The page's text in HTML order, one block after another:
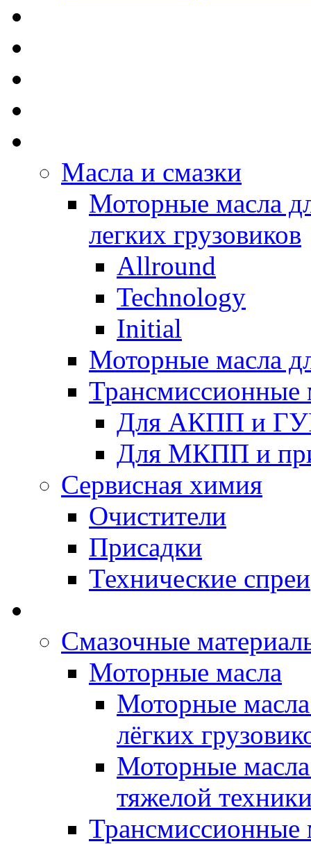
Масла и смазки
Моторные масла
легких грузовиков
Allround
Technology
Initial
Моторные масла
Трансмиссионные
Для АКПП и
Для МКПП и
Сервисная химия
Очистители
Присадки
Технические спреи
Смазочные
Моторные масла
Моторные
лёгких
Моторные
тяжелой
Трансмиссионные